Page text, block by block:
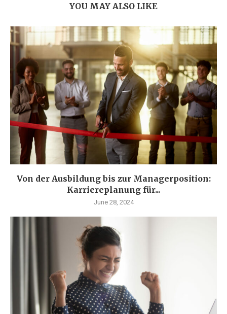
YOU MAY ALSO LIKE
Von der Ausbildung bis zur Managerposition:
Karriereplanung für...
June 28, 2024